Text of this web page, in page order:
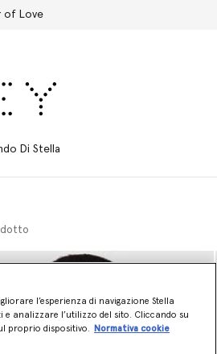
gli ordini
Di Stella
l’esperienza di navigazione Stella
analizzare l’utilizzo del sito. Cliccando su
proprio dispositivo.
Normativa cookie